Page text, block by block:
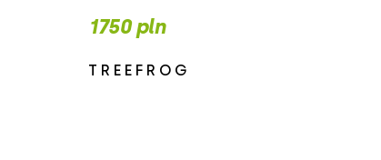
1750 pln
TREEFROG